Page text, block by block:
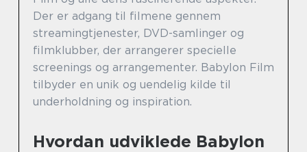
Der er adgang til filmene gennem
streamingtjenester, DVD-samlinger og
filmklubber, der arrangerer specielle
screenings og arrangementer. Babylon Film
tilbyder en unik og uendelig kilde til
underholdning og inspiration.
Hvordan udviklede Babylon